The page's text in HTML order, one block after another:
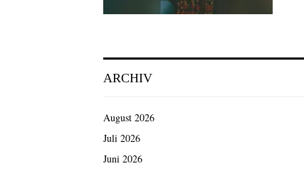
ARCHIV
August 2026
Juli 2026
Juni 2026